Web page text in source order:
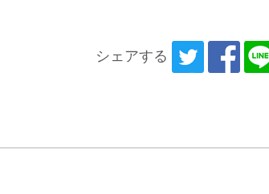
シェアする